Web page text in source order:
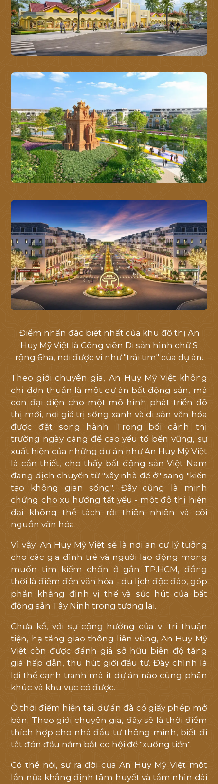
Điểm nhấn đặc biệt nhất của khu đô thị An
Huy Mỹ Việt là Công viên Di sản hình chữ S
rộng 6ha, nơi được ví như "trái tim" của dự án.
Theo giới chuyên gia, An Huy Mỹ Việt không
chỉ đơn thuần là một dự án bất động sản, mà
còn đại diện cho một mô hình phát triển đô
thị mới, nơi giá trị sống xanh và di sản văn hóa
được đặt song hành. Trong bối cảnh thị
trường ngày càng đề cao yếu tố bền vững, sự
xuất hiện của những dự án như An Huy Mỹ Việt
là cần thiết, cho thấy bất động sản Việt Nam
đang dịch chuyển từ "xây nhà để ở" sang "kiến
tạo không gian sống". Đây cũng là minh
chứng cho xu hướng tất yếu - một đô thị hiện
đại không thể tách rời thiên nhiên và cội
nguồn văn hóa.
Vì vậy, An Huy Mỹ Việt sẽ là nơi an cư lý tưởng
cho các gia đình trẻ và người lao động mong
muốn tìm kiếm chốn ở gần TP.HCM, đồng
thời là điểm đến văn hóa - du lịch độc đáo, góp
phần khẳng định vị thế và sức hút của bất
động sản Tây Ninh trong tương lai.
Chưa kể, với sự cộng hưởng của vị trí thuận
tiện, hạ tầng giao thông liên vùng, An Huy Mỹ
Việt còn được đánh giá sở hữu biên độ tăng
giá hấp dẫn, thu hút giới đầu tư. Đây chính là
lợi thế cạnh tranh mà ít dự án nào cùng phân
khúc và khu vực có được.
Ở thời điểm hiện tại, dự án đã có giấy phép mở
bán. Theo giới chuyên gia, đây sẽ là thời điểm
thích hợp cho nhà đầu tư thông minh, biết đi
tắt đón đầu nắm bắt cơ hội để "xuống tiền".
Có thể nói, sự ra đời của An Huy Mỹ Việt một
lần nữa khẳng định tâm huyết và tầm nhìn dài